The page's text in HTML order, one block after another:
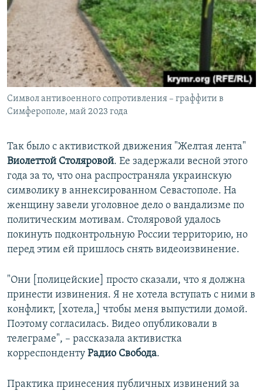
Символ антивоенного сопротивления – граффити в
Симферополе, май 2023 года
Так было с активисткой движения "Желтая лента"
Виолеттой Столяровой. Ее задержали весной этого
года за то, что она распространяла украинскую
символику в аннексированном Севастополе. На
женщину завели уголовное дело о вандализме по
политическим мотивам. Столяровой удалось
покинуть подконтрольную России территорию, но
перед этим ей пришлось снять видеоизвинение.
"Они [полицейские] просто сказали, что я должна
принести извинения. Я не хотела вступать с ними в
конфликт, [хотела,] чтобы меня выпустили домой.
Поэтому согласилась. Видео опубликовали в
телеграме", – рассказала активистка
корреспонденту Радио Свобода.
Практика принесения публичных извинений за